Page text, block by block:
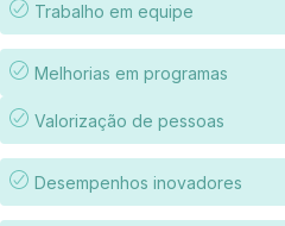
Trabalho em equipe
Melhorias em programas
Valorização de pessoas
Desempenhos inovadores